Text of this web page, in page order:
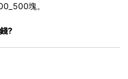
塊。
?